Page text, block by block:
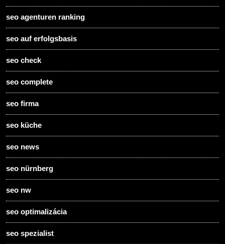
seo agenturen ranking
seo auf erfolgsbasis
seo check
seo complete
seo firma
seo küche
seo news
seo nürnberg
seo nw
seo optimalizácia
seo spezialist